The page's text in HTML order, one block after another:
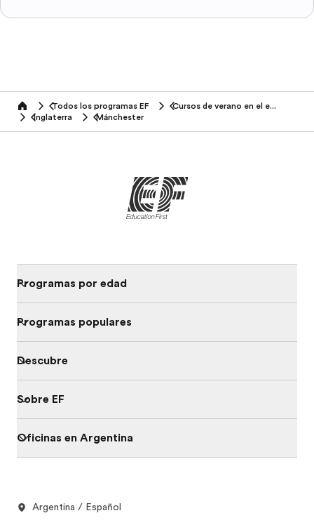
home Todos los programas EF
Cursos de verano en el extranjero
Inglaterra
Mánchester
Programas por edad
Programas populares
Descubre
Sobre EF
Oficinas en Argentina
Argentina / Español